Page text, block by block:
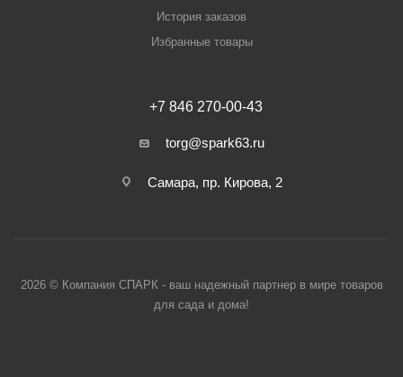
История заказов
Избранные товары
+7 846 270-00-43
torg@spark63.ru
Самара, пр. Кирова, 2
2026 © Компания СПАРК - ваш надежный партнер в мире товаров
для сада и дома!